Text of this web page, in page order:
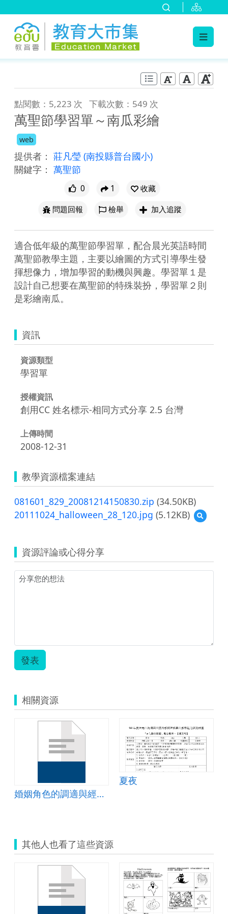
點閱數：5,223 次 下載次數：549 次
萬聖節學習單～南瓜彩繪
web
提供者： 莊凡瑩 (南投縣普台國小)
關鍵字： 萬聖節
0 1
收藏
問題回報
檢舉 加入追蹤
適合低年級的萬聖節學習單，配合晨光英語時間
萬聖節教學主題，主要以繪圖的方式引導學生發
揮想像力，增加學習的動機與興趣。學習單１是
設計自己想要在萬聖節的特殊裝扮，學習單２則
是彩繪南瓜。
資訊
資源類型
學習單
授權資訊
創用CC 姓名標示-相同方式分享 2.5 台灣
上傳時間
2008-12-31
教學資源檔案連結
081601_829_20081214150830.zip (34.50KB)
20111024_halloween_28_120.jpg (5.12KB)
預
覽
資源評論或心得分享
發表
相關資源
婚姻角色的調適與經營(五)情感支持篇教案
夏夜
其他人也看了這些資源